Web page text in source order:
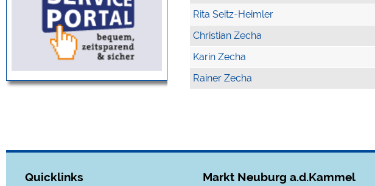
Rita Seitz-Heimler
Christian Zecha
Karin Zecha
Rainer Zecha
Quicklinks Markt Neuburg a.d.Kammel